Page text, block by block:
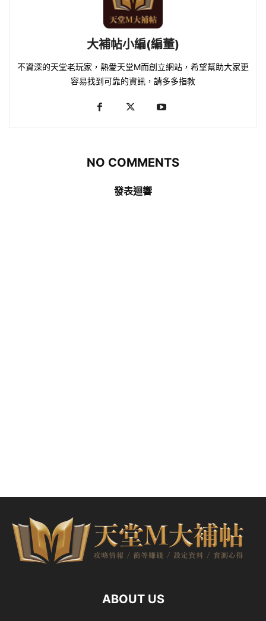
大補帖小編(編董)
不資深的天堂老玩家，熱愛天堂M而創立網站，希望幫助大家更
容易找到可靠的資訊，請多多指教
NO COMMENTS
發表迴響
ABOUT US